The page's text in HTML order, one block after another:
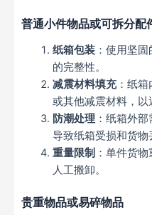
普通小件物品或可拆分配
纸箱包装：使用坚固
的完整性。
减震材料填充：纸箱
或其他减震材料，以
防潮处理 ：纸箱外
导致纸箱受损和货物
重量限制 ：单件货
人工搬卸。
贵重物品或易碎物品